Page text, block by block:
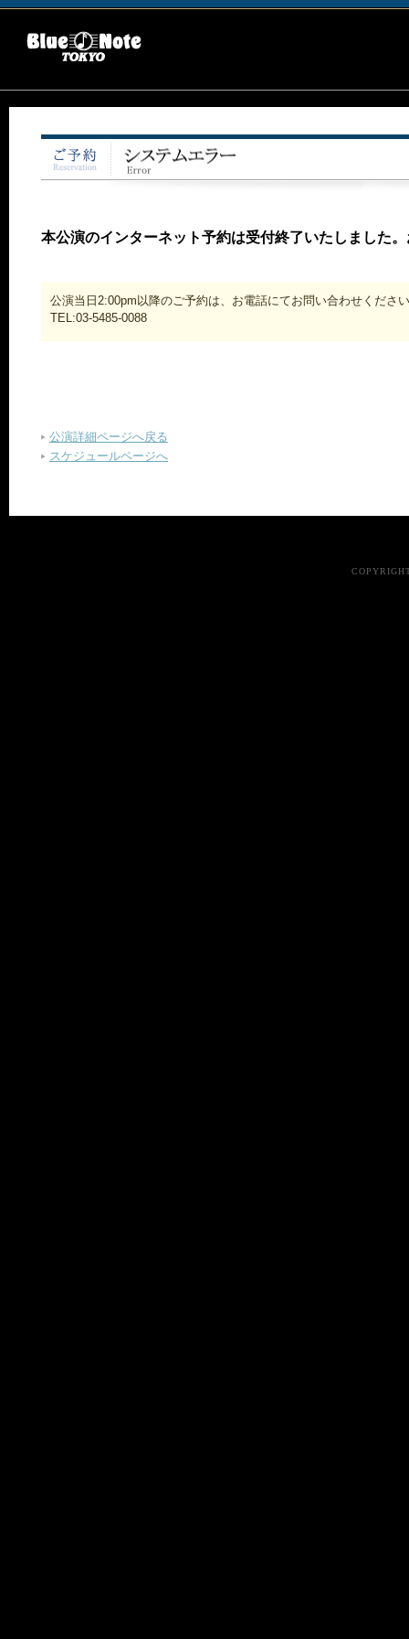
本公演のインターネット予約は受付終了いたしました
公演当日2:00pm以降のご予約は、お電話にてお問い合わせくださ
TEL:03-5485-0088
公演詳細ページへ戻る
スケジュールページへ